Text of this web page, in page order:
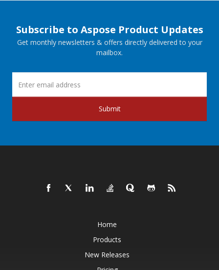
Subscribe to Aspose Product Updates
Get monthly newsletters & offers directly delivered to your
mailbox.
Submit
Home
Products
New Releases